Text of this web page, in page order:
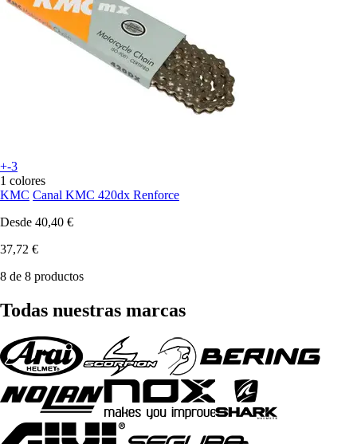
+-3
1 colores
KMC Canal KMC 420dx Renforce
Desde 40,40 €
37,72 €
8 de 8 productos
Todas nuestras marcas